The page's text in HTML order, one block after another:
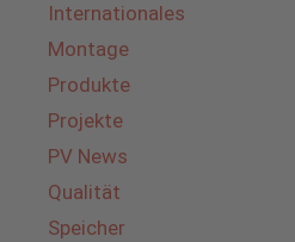
Internationales
Montage
Produkte
Projekte
PV News
Qualität
Speicher